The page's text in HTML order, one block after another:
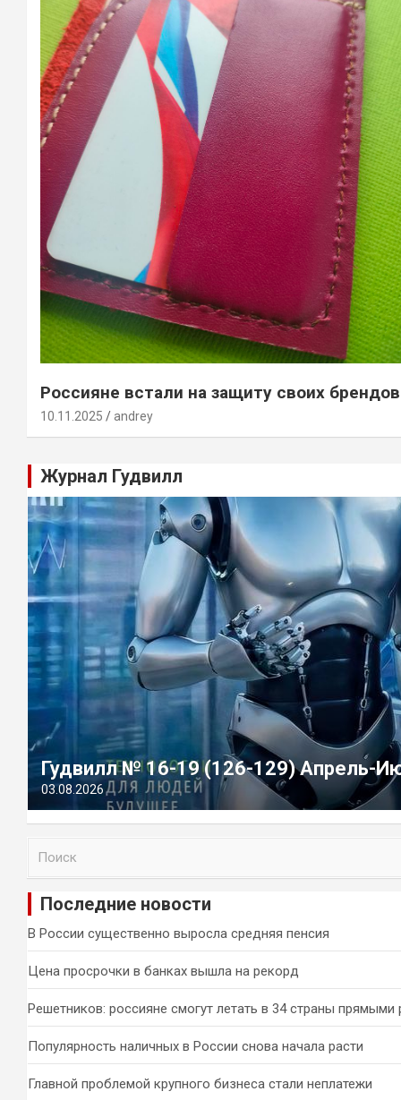
Россияне встали на защиту своих брендов
10.11.2025 andrey
Журнал Гудвилл
Гудвилл № 16-19 (126-129) Апрель-
03.08.2026
и
Последние новости
В России существенно выросла средняя пенсия
Цена просрочки в банках вышла на рекорд
Решетников: россияне смогут летать в 34 страны прямыми
Популярность наличных в России снова начала расти
Главной проблемой крупного бизнеса стали неплатежи